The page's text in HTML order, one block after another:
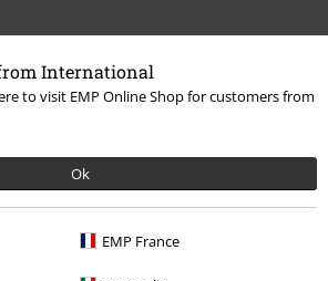
International
to visit EMP Online Shop for customers from
Ok
EMP France